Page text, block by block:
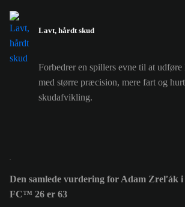
Lavt, hårdt skud
Forbedrer en spillers evne til at udføre
med større præcision, mere fart og
skudafvikling.
Den samlede vurdering for Adam Zreľák i
FC™ 26 er 63